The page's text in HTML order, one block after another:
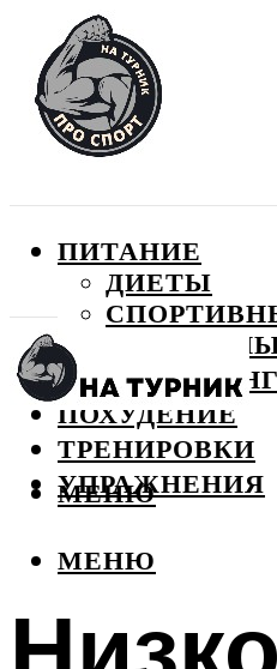
ПИТАНИЕ
ДИЕТЫ
БОДИБИЛДИНГ
ПОХУДЕНИЕ
ТРЕНИРОВКИ
УПРАЖНЕНИЯ
МЕНЮ
МЕНЮ